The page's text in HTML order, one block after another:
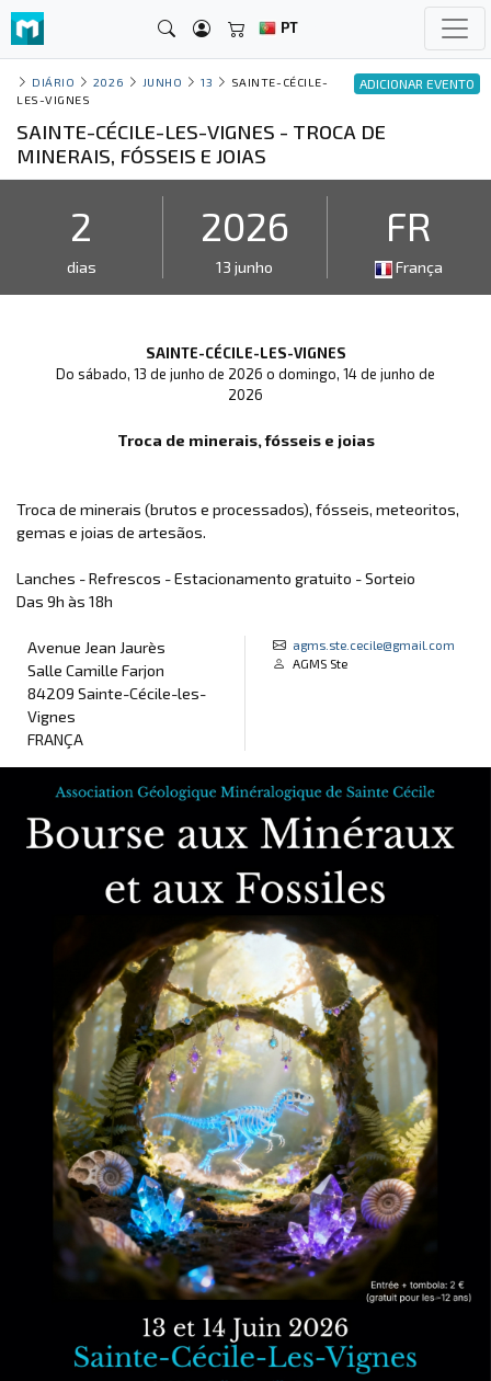
PT
ADICIONAR EVENTO
DIÁRIO 2026 JUNHO 13
SAINTE-CÉCILE-
LES-VIGNES
SAINTE-CÉCILE-LES-VIGNES - TROCA DE
MINERAIS, FÓSSEIS E JOIAS
2
dias
2026
13 junho
FR
França
SAINTE-CÉCILE-LES-VIGNES
Do sábado, 13 de junho de 2026 o domingo, 14 de junho de
2026
Troca de minerais, fósseis e joias
Troca de minerais (brutos e processados), fósseis, meteoritos,
gemas e joias de artesãos.
Lanches - Refrescos - Estacionamento gratuito - Sorteio
Das 9h às 18h
Avenue Jean Jaurès
Salle Camille Farjon
84209 Sainte-Cécile-les-
Vignes
FRANÇA
agms.ste.cecile@gmail.com
AGMS Ste